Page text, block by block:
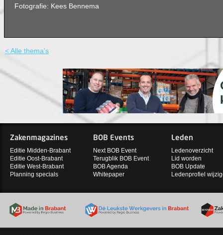
Fotografie: Kees Bennema
< Alle thema's
Zakenmagazines
Editie Midden-Brabant
Editie Oost-Brabant
Editie West-Brabant
Planning specials
BOB Events
Next BOB Event
Terugblik BOB Event
BOB Agenda
Whitepaper
Leden
Ledenoverzicht
Lid worden
BOB Update
Ledenprofiel